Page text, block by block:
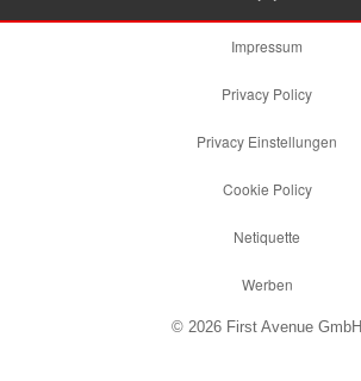
Impressum
Privacy Policy
Privacy Einstellungen
Cookie Policy
Netiquette
Werben
© 2026 First Avenue GmbH